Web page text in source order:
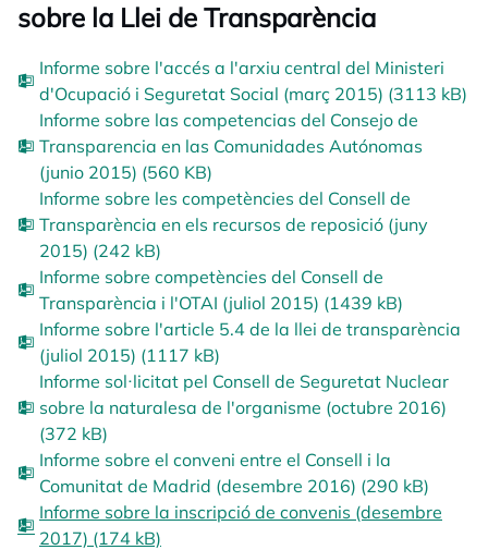
sobre la Llei de Transparència
Informe sobre l'accés a l'arxiu central del Ministeri
d'Ocupació i Seguretat Social (març 2015) (3113 kB)
Informe sobre las competencias del Consejo de
Transparencia en las Comunidades Autónomas
(junio 2015) (560 KB)
Informe sobre les competències del Consell de
Transparència en els recursos de reposició (juny
2015) (242 kB)
Informe sobre competències del Consell de
Transparència i l'OTAI (juliol 2015) (1439 kB)
Informe sobre l'article 5.4 de la llei de transparència
(juliol 2015) (1117 kB)
Informe sol·licitat pel Consell de Seguretat Nuclear
sobre la naturalesa de l'organisme (octubre 2016)
(372 kB)
Informe sobre el conveni entre el Consell i la
Comunitat de Madrid (desembre 2016) (290 kB)
Informe sobre la inscripció de convenis (desembre
2017) (174 kB)